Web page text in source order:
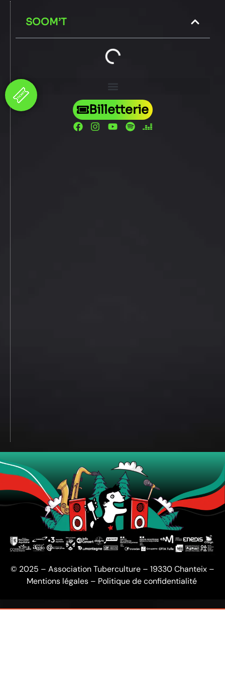
SOOM’T
Billetterie
© 2025 – Association Tuberculture – 19330 Chanteix –
Mentions légales– Politique de confidentialité